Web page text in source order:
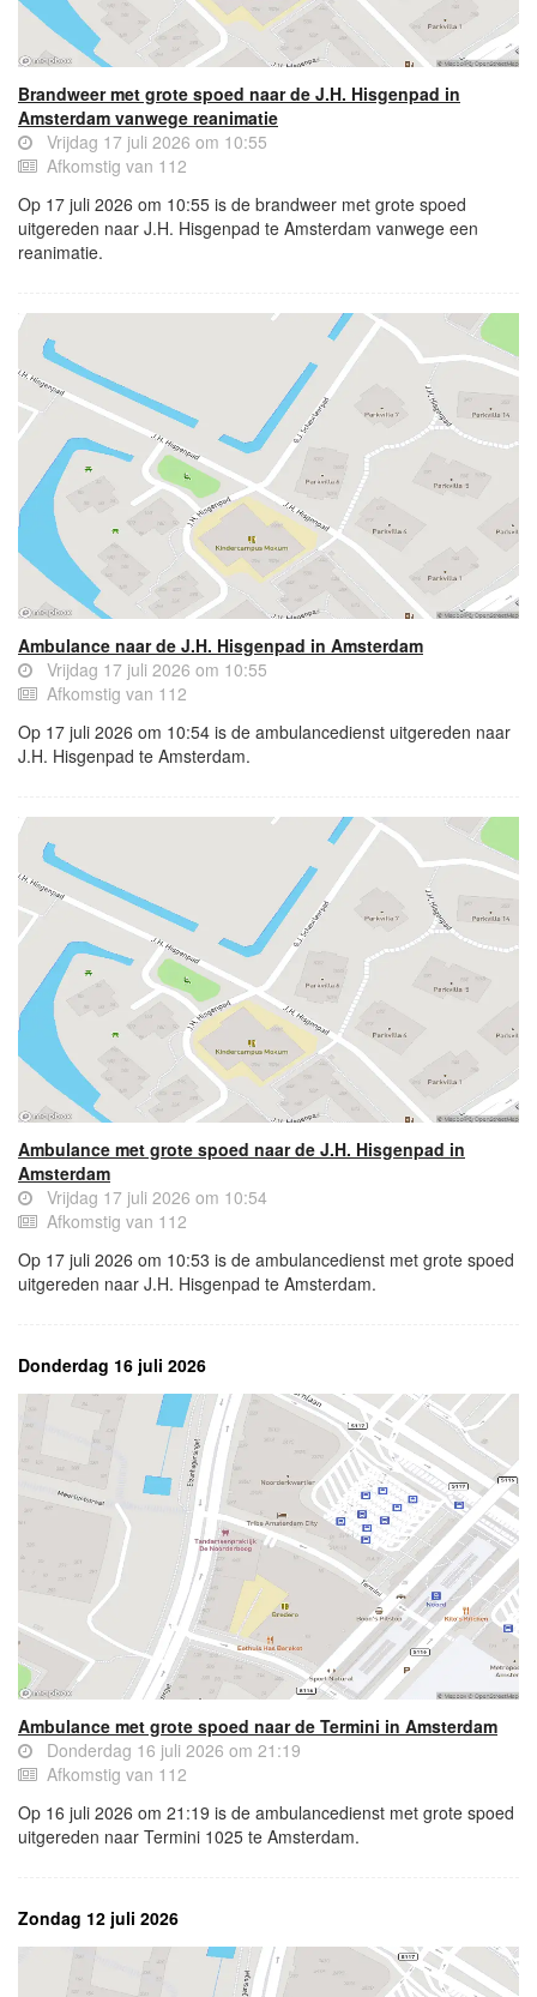
Brandweer met grote spoed naar de J.H. Hisgenpad in
Amsterdam vanwege reanimatie
Vrijdag 17 juli 2026 om 10:55
Afkomstig van 112
Op 17 juli 2026 om 10:55 is de brandweer met grote spoed
uitgereden naar J.H. Hisgenpad te Amsterdam vanwege een
reanimatie.
Ambulance naar de J.H. Hisgenpad in Amsterdam
Vrijdag 17 juli 2026 om 10:55
Afkomstig van 112
Op 17 juli 2026 om 10:54 is de ambulancedienst uitgereden naar
J.H. Hisgenpad te Amsterdam.
Ambulance met grote spoed naar de J.H. Hisgenpad in
Amsterdam
Vrijdag 17 juli 2026 om 10:54
Afkomstig van 112
Op 17 juli 2026 om 10:53 is de ambulancedienst met grote spoed
uitgereden naar J.H. Hisgenpad te Amsterdam.
Donderdag 16 juli 2026
Ambulance met grote spoed naar de Termini in Amsterdam
Donderdag 16 juli 2026 om 21:19
Afkomstig van 112
Op 16 juli 2026 om 21:19 is de ambulancedienst met grote spoed
uitgereden naar Termini 1025 te Amsterdam.
Zondag 12 juli 2026